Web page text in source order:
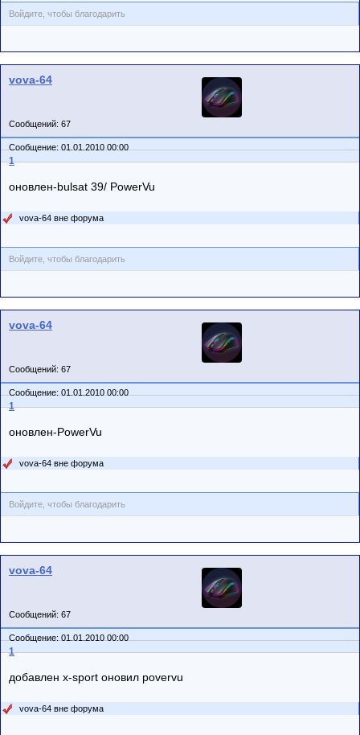
Войдите, чтобы благодарить
vova-64
Сообщений: 67
Сообщение: 01.01.2010 00:00
1
оновлен-bulsat 39/ PowerVu
vova-64 вне форума
Войдите, чтобы благодарить
vova-64
Сообщений: 67
Сообщение: 01.01.2010 00:00
1
оновлен-PowerVu
vova-64 вне форума
Войдите, чтобы благодарить
vova-64
Сообщений: 67
Сообщение: 01.01.2010 00:00
1
добавлен x-sport оновил povervu
vova-64 вне форума